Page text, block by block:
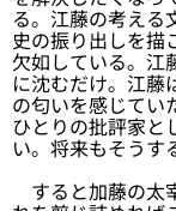
る。江藤の考える
史の振り出しを描
欠如している。江
に沈むだけ。江藤
の匂いを感じてい
ひとりの批評家と
い。将来もそうす
すると加藤の太